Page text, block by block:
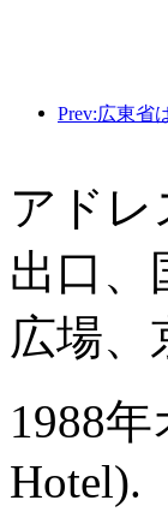
アドレ
出口、
広場、
1988年
Hotel).